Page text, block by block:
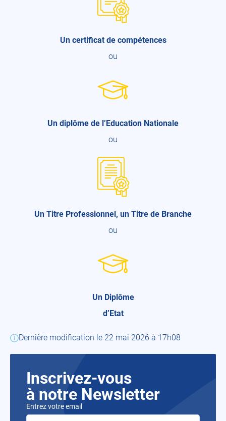
Un certificat de compétences
ou
Un diplôme de l’Education Nationale
ou
Un Titre Professionnel, un Titre de Branche
ou
Un Diplôme
d’Etat
Dernière modification le 22 mai 2026 à 17h08
Inscrivez-vous
à notre Newsletter
Entrez votre email